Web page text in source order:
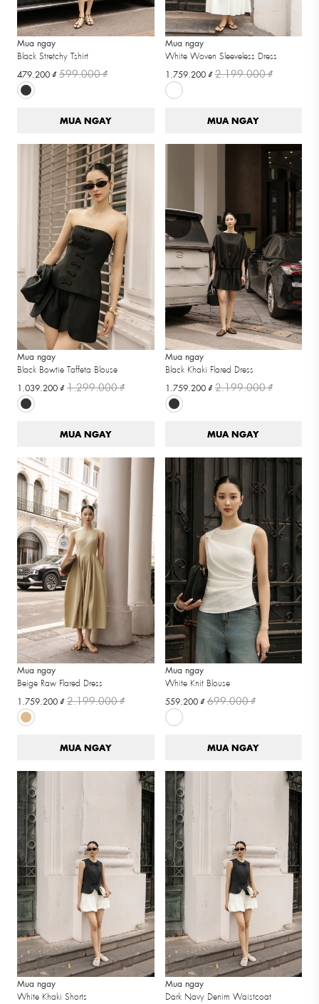
Mua ngay
Black Stretchy Tshirt
479.200 ₫599.000 ₫
MUA NGAY
Mua ngay
White Woven Sleeveless Dress
1.759.200 ₫2.199.000 ₫
MUA NGAY
Mua ngay
Black Bowtie Taffeta Blouse
1.039.200 ₫1.299.000 ₫
MUA NGAY
Mua ngay
Black Khaki Flared Dress
1.759.200 ₫2.199.000 ₫
MUA NGAY
Mua ngay
Beige Raw Flared Dress
1.759.200 ₫2.199.000 ₫
MUA NGAY
Mua ngay
White Knit Blouse
559.200 ₫699.000 ₫
MUA NGAY
Mua ngay
White Khaki Shorts
Mua ngay
Dark Navy Denim Waistcoat